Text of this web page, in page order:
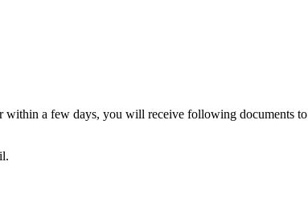
within a few days, you will receive following documents to